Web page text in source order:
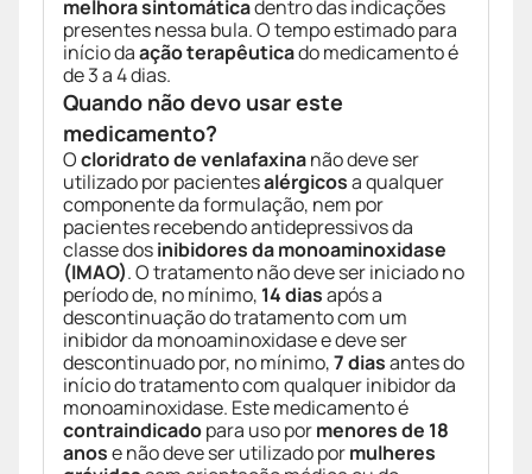
melhora sintomáticadentro das indicações
presentes nessa bula. O tempo estimado para
início daação terapêuticado medicamento é
de 3 a 4 dias.
Quando não devo usar este
medicamento?
Ocloridrato de venlafaxinanão deve ser
utilizado por pacientesalérgicosa qualquer
componente da formulação, nem por
pacientes recebendo antidepressivos da
classe dosinibidores da monoaminoxidase
(IMAO). O tratamento não deve ser iniciado no
período de, no mínimo, 14 diasapós a
descontinuação do tratamento com um
inibidor da monoaminoxidase e deve ser
descontinuado por, no mínimo,7 diasantes do
início do tratamento com qualquer inibidor da
monoaminoxidase. Este medicamento é
contraindicadopara uso pormenores de 18
anose não deve ser utilizado pormulheres